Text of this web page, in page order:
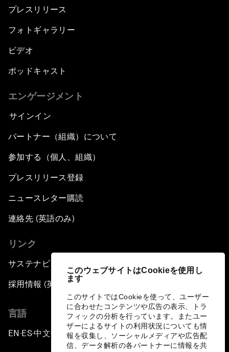
このウェブサイトはCookieを使用し
ます
このサイトではCookieを使って、ユーザー
に合わせたコンテンツや広告の表示、トラ
フィックの分析を行っています。またユー
ザーによるサイトの利用状況についても情
報を収集し、ソーシャルメディアや広告配
信、データ解析の各パートナーに情報を共
プレスリリース
フォトギャラリー
ビデオ
ポッドキャスト
エンゲージメント
サインイン
パートナー（組織）について
参加する（個人、組織）
プレスリリース登録
ニュースレター購読
連絡先 (英語のみ)
リンク
サステナビリティへの取り組み
採用情報 (英語のみ)
言語
EN ▪ES▪中文▪ 日本語